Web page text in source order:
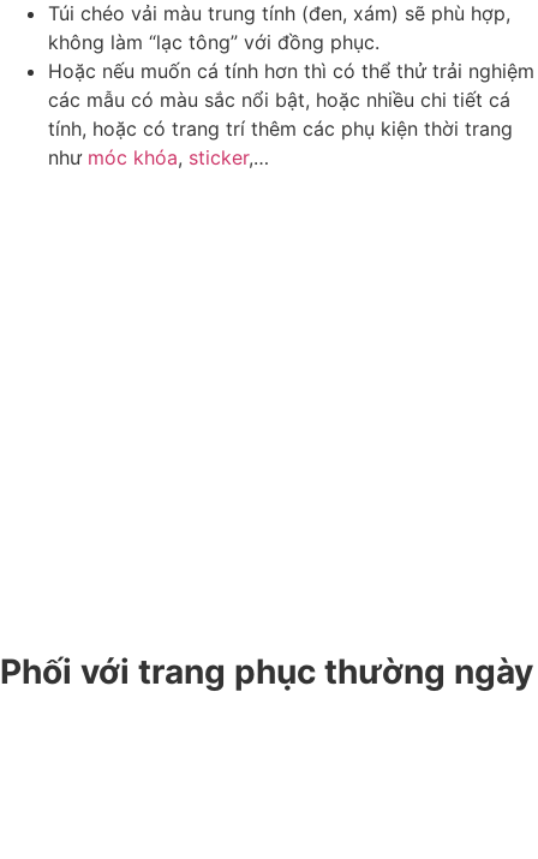
Túi chéo vải màu trung tính (đen, xám) sẽ phù hợp,
không làm “lạc tông” với đồng phục.
Hoặc nếu muốn cá tính hơn thì có thể thử trải nghiệm
các mẫu có màu sắc nổi bật, hoặc nhiều chi tiết cá
tính, hoặc có trang trí thêm các phụ kiện thời trang
như móc khóa, sticker,…
Phối với trang phục thường ngày